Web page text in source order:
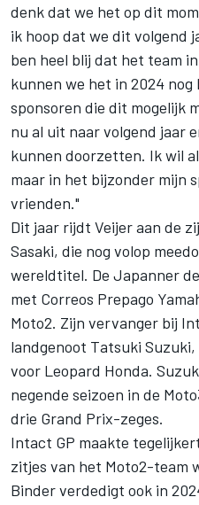
denk dat we het op dit
ik hoop dat we dit volgend
ben heel blij dat het team
kunnen we het in 2024
sponsoren die dit mogelijk
nu al uit naar volgend jaar
kunnen doorzetten. Ik wil
maar in het bijzonder mijn
vrienden."
Dit jaar rijdt Veijer aan de
Sasaki, die nog volop
wereldtitel. De Japanner
met Correos Prepago
Moto2. Zijn vervanger bij
landgenoot Tatsuki Suzuki
voor Leopard Honda.
negende seizoen in de
drie Grand Prix-zeges.
Intact GP maakte
zitjes van het Moto2-team
Binderverdedigt ook in